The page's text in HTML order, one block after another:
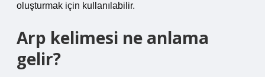
oluşturmak için kullanılabilir.
Arp kelimesi ne anlama
gelir?